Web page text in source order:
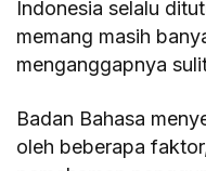
Indonesia selalu
memang masih
menganggapnya
Badan Bahasa
oleh beberapa